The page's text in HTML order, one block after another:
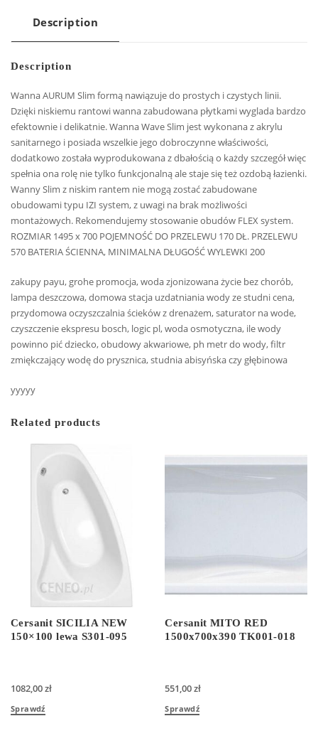
Description
Description
Wanna AURUM Slim formą nawiązuje do prostych i czystych linii.
Dzięki niskiemu rantowi wanna zabudowana płytkami wyglada bardzo
efektownie i delikatnie. Wanna Wave Slim jest wykonana z akrylu
sanitarnego i posiada wszelkie jego dobroczynne właściwości,
dodatkowo została wyprodukowana z dbałością o każdy szczegół więc
spełnia ona rolę nie tylko funkcjonalną ale staje się też ozdobą łazienki.
Wanny Slim z niskim rantem nie mogą zostać zabudowane
obudowami typu IZI system, z uwagi na brak możliwości
montażowych. Rekomendujemy stosowanie obudów FLEX system.
ROZMIAR 1495 x 700 POJEMNOŚĆ DO PRZELEWU 170 DŁ. PRZELEWU
570 BATERIA ŚCIENNA, MINIMALNA DŁUGOŚĆ WYLEWKI 200
zakupy payu, grohe promocja, woda zjonizowana życie bez chorób,
lampa deszczowa, domowa stacja uzdatniania wody ze studni cena,
przydomowa oczyszczalnia ścieków z drenażem, saturator na wode,
czyszczenie ekspresu bosch, logic pl, woda osmotyczna, ile wody
powinno pić dziecko, obudowy akwariowe, ph metr do wody, filtr
zmiękczający wodę do prysznica, studnia abisyńska czy głębinowa
yyyyy
Related products
Cersanit SICILIA NEW
150×100 lewa S301-095
1082,00zł
Sprawdź
Cersanit MITO RED
1500x700x390 TK001-018
551,00zł
Sprawdź